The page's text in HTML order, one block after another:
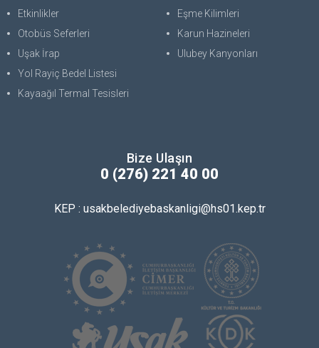
Etkinlikler
Otobüs Seferleri
Uşak İrap
Yol Rayiç Bedel Listesi
Kayaağıl Termal Tesisleri
Eşme Kilimleri
Karun Hazineleri
Ulubey Kanyonları
Bize Ulaşın
0 (276) 221 40 00
KEP : usakbelediyebaskanligi@hs01.kep.tr